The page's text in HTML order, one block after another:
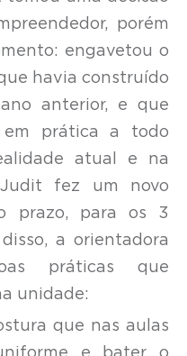
porém
engavetou o
havia construído
anterior, e que
em prática a todo
atual e na
fez um novo
prazo, para os 3
a orientadora
práticas que
unidade:
que nas aulas